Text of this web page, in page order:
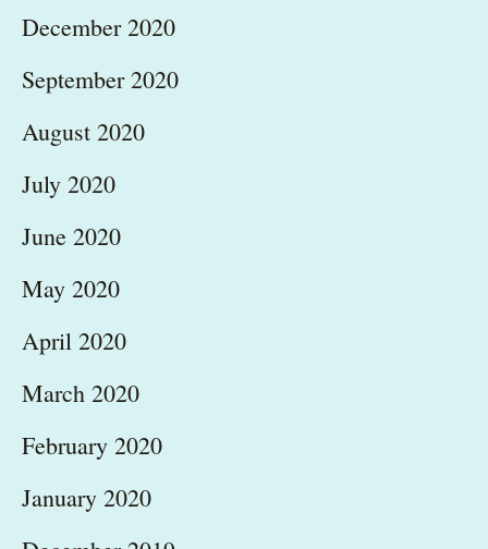
December 2020
September 2020
August 2020
July 2020
June 2020
May 2020
April 2020
March 2020
February 2020
January 2020